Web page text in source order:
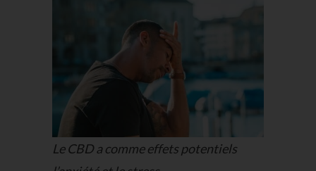
Le CBD a comme effets potentiels